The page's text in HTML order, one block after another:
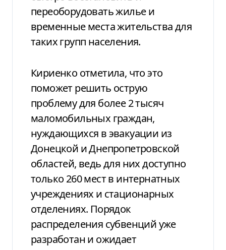
переоборудовать жилье и
временные места жительства для
таких групп населения.
Кириенко отметила, что это
поможет решить острую
проблему для более 2 тысяч
маломобильных граждан,
нуждающихся в эвакуации из
Донецкой и Днепропетровской
областей, ведь для них доступно
только 260 мест в интернатных
учреждениях и стационарных
отделениях. Порядок
распределения субвенций уже
разработан и ожидает